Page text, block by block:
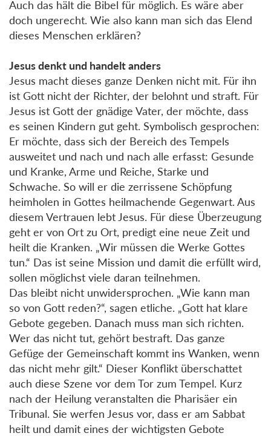
Auch das hält die Bibel für möglich. Es wäre aber
doch ungerecht. Wie also kann man sich das Elend
dieses Menschen erklären?
Jesus denkt und handelt anders
Jesus macht dieses ganze Denken nicht mit. Für ihn
ist Gott nicht der Richter, der belohnt und straft. Für
Jesus ist Gott der gnädige Vater, der möchte, dass
es seinen Kindern gut geht. Symbolisch gesprochen:
Er möchte, dass sich der Bereich des Tempels
ausweitet und nach und nach alle erfasst: Gesunde
und Kranke, Arme und Reiche, Starke und
Schwache. So will er die zerrissene Schöpfung
heimholen in Gottes heilmachende Gegenwart. Aus
diesem Vertrauen lebt Jesus. Für diese Überzeugung
geht er von Ort zu Ort, predigt eine neue Zeit und
heilt die Kranken. „Wir müssen die Werke Gottes
tun.“ Das ist seine Mission und damit die erfüllt wird,
sollen möglichst viele daran teilnehmen.
Das bleibt nicht unwidersprochen. „Wie kann man
so von Gott reden?“, sagen etliche. „Gott hat klare
Gebote gegeben. Danach muss man sich richten.
Wer das nicht tut, gehört bestraft. Das ganze
Gefüge der Gemeinschaft kommt ins Wanken, wenn
das nicht mehr gilt.“ Dieser Konflikt überschattet
auch diese Szene vor dem Tor zum Tempel. Kurz
nach der Heilung veranstalten die Pharisäer ein
Tribunal. Sie werfen Jesus vor, dass er am Sabbat
heilt und damit eines der wichtigsten Gebote